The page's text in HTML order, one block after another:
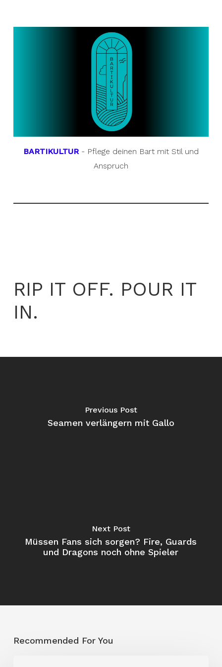
BARTIKULTUR- Pflege deinen Bart mit Stil und
Anspruch
RIP IT OFF. POUR IT
IN.
Previous Post
Seamen verlängern mit Gallo
Next Post
Müssen Fans sich sorgen? Fire, Guards
und Dragons noch ohne Spieler
Recommended For You